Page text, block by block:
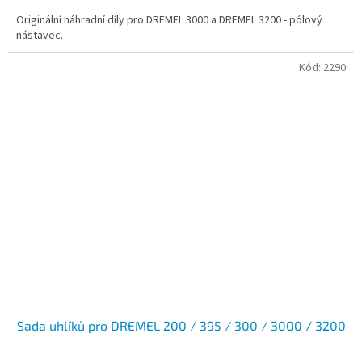
Originální náhradní díly pro DREMEL 3000 a DREMEL 3200 - pólový
nástavec.
Sada uhlíků pro DREMEL 200 / 395 / 300 / 3000 / 3200
Kód: 2290